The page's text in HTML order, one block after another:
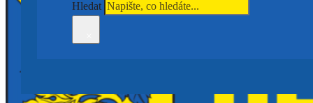
Hledat